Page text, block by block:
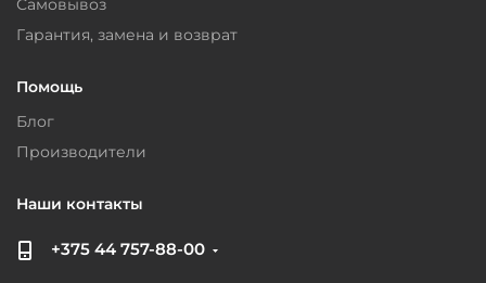
Самовывоз
Гарантия, замена и возврат
Помощь
Блог
Производители
Наши контакты
+375 44 757-88-00